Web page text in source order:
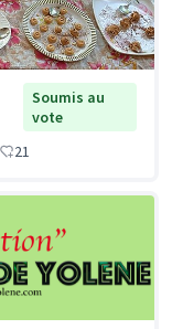
Soumis au
vote
21